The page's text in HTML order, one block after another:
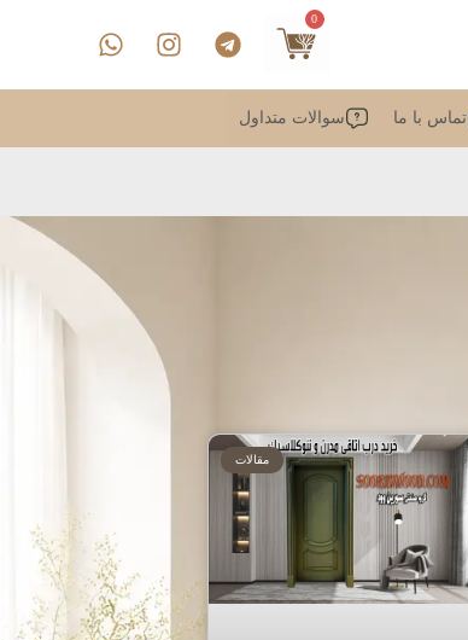
0
تماس با ما سوالات متداول
مقالات